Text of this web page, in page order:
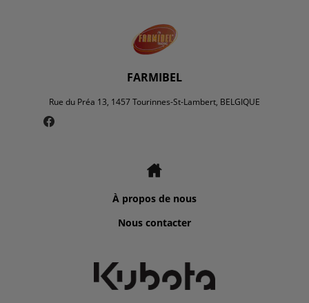
FARMIBEL
Rue du Préa 13, 1457 Tourinnes-St-Lambert, BELGIQUE
À propos de nous
Nous contacter